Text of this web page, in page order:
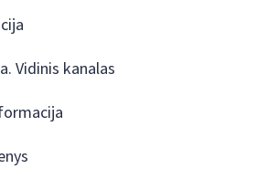
Vidinis kanalas